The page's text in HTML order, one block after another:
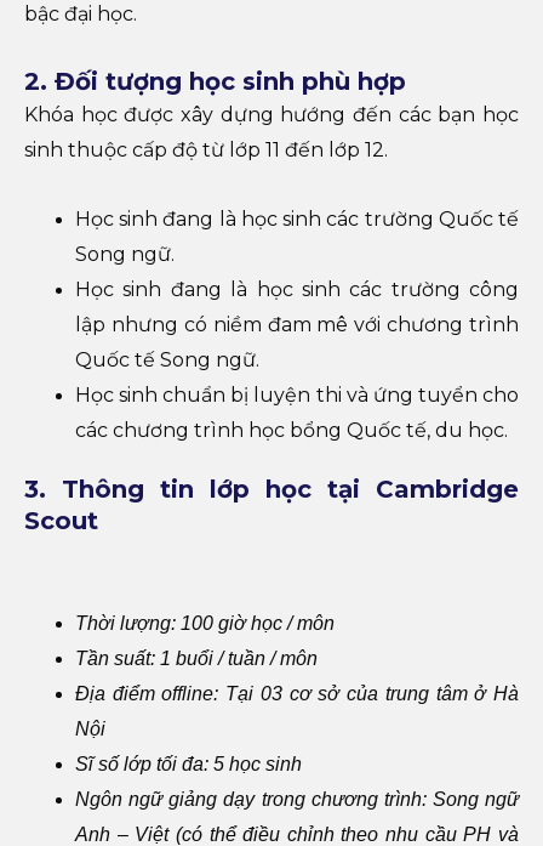
bậc đại học.
2. Đối tượng học sinh phù hợp
Khóa học được xây dựng hướng đến các bạn học
sinh thuộc cấp độ từ lớp 11 đến lớp 12.
Học sinh đang là học sinh các trường Quốc tế
Song ngữ.
Học sinh đang là học sinh các trường công
lập nhưng có niềm đam mê với chương trình
Quốc tế Song ngữ.
Học sinh chuẩn bị luyện thi và ứng tuyển cho
các chương trình học bổng Quốc tế, du học.
3. Thông tin lớp học tại Cambridge
Scout
Thời lượng: 100 giờ học / môn
Tần suất: 1 buổi / tuần / môn
Địa điểm offline: Tại 03 cơ sở của trung tâm ở Hà
Nội
Sĩ số lớp tối đa: 5 học sinh
Ngôn ngữ giảng dạy trong chương trình: Song ngữ
Anh – Việt (có thể điều chỉnh theo nhu cầu PH và